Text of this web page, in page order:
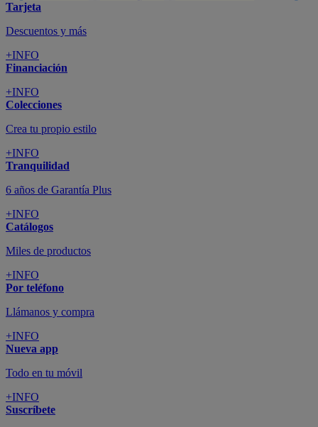
Tarjeta
Descuentos y más
+INFO
Financiación
+INFO
Colecciones
Crea tu propio estilo
+INFO
Tranquilidad
6 años de Garantía Plus
+INFO
Catálogos
Miles de productos
+INFO
Por teléfono
Llámanos y compra
+INFO
Nueva app
Todo en tu móvil
+INFO
Suscríbete